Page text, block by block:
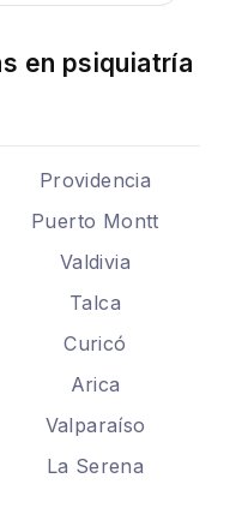
en psiquiatría
Providencia
Puerto Montt
Valdivia
Talca
Curicó
Arica
Valparaíso
La Serena